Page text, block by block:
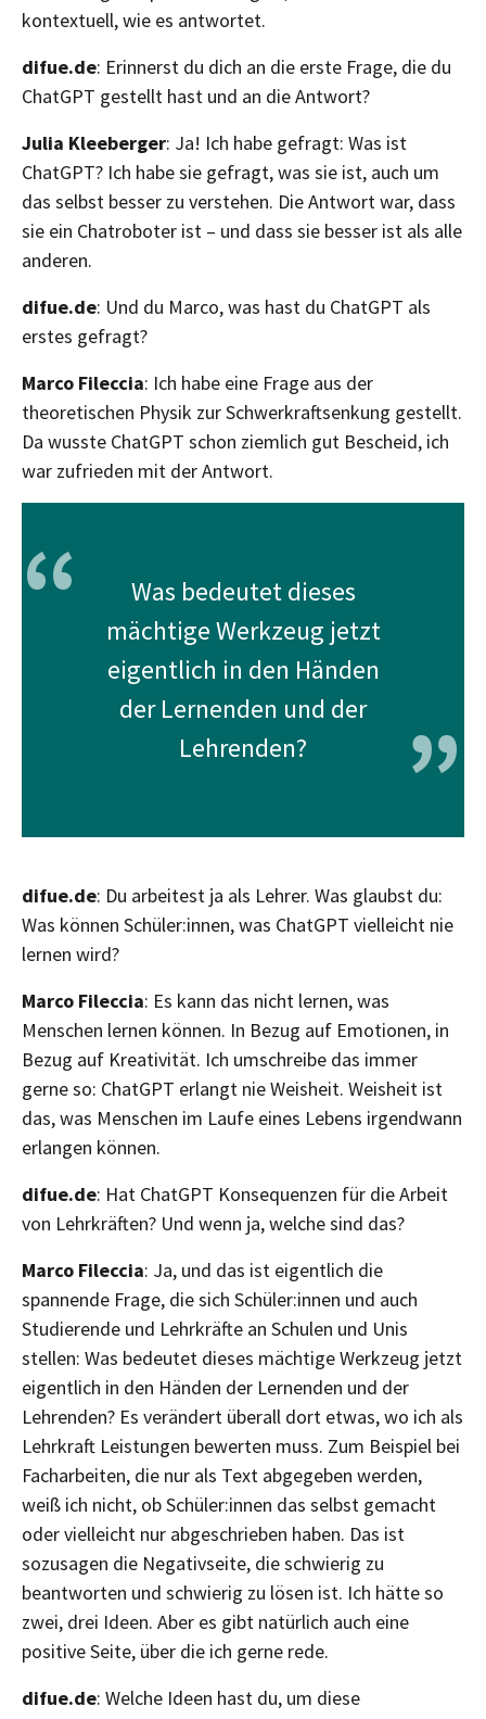
kontextuell, wie es antwortet.
difue.de: Erinnerst du dich an die erste Frage, die du
ChatGPT gestellt hast und an die Antwort?
Julia Kleeberger: Ja! Ich habe gefragt: Was ist
ChatGPT? Ich habe sie gefragt, was sie ist, auch um
das selbst besser zu verstehen. Die Antwort war, dass
sie ein Chatroboter ist – und dass sie besser ist als alle
anderen.
difue.de: Und du Marco, was hast du ChatGPT als
erstes gefragt?
Marco Fileccia: Ich habe eine Frage aus der
theoretischen Physik zur Schwerkraftsenkung gestellt.
Da wusste ChatGPT schon ziemlich gut Bescheid, ich
war zufrieden mit der Antwort.
“
Was bedeutet dieses
mächtige Werkzeug jetzt
eigentlich in den Händen
der Lernenden und der
Lehrenden?
”
difue.de: Du arbeitest ja als Lehrer. Was glaubst du:
Was können Schüler:innen, was ChatGPT vielleicht nie
lernen wird?
Marco Fileccia: Es kann das nicht lernen, was
Menschen lernen können. In Bezug auf Emotionen, in
Bezug auf Kreativität. Ich umschreibe das immer
gerne so: ChatGPT erlangt nie Weisheit. Weisheit ist
das, was Menschen im Laufe eines Lebens irgendwann
erlangen können.
difue.de: Hat ChatGPT Konsequenzen für die Arbeit
von Lehrkräften? Und wenn ja, welche sind das?
Marco Fileccia: Ja, und das ist eigentlich die
spannende Frage, die sich Schüler:innen und auch
Studierende und Lehrkräfte an Schulen und Unis
stellen: Was bedeutet dieses mächtige Werkzeug jetzt
eigentlich in den Händen der Lernenden und der
Lehrenden? Es verändert überall dort etwas, wo ich als
Lehrkraft Leistungen bewerten muss. Zum Beispiel bei
Facharbeiten, die nur als Text abgegeben werden,
weiß ich nicht, ob Schüler:innen das selbst gemacht
oder vielleicht nur abgeschrieben haben. Das ist
sozusagen die Negativseite, die schwierig zu
beantworten und schwierig zu lösen ist. Ich hätte so
zwei, drei Ideen. Aber es gibt natürlich auch eine
positive Seite, über die ich gerne rede.
difue.de: Welche Ideen hast du, um diese